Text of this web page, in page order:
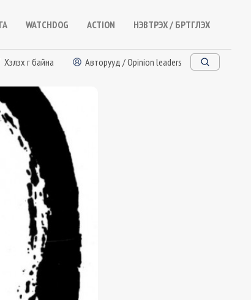
WATCHDOG ACTION НЭВТРЭХ / БҮРТГҮҮЛЭХ
Хэлэх үг байна Авторууд / Opinion leaders